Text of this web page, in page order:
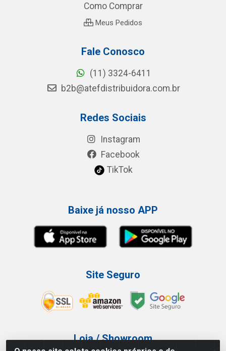
Como Comprar
Meus Pedidos
Fale Conosco
(11) 3324-6411
b2b@atefdistribuidora.com.br
Redes Sociais
Instagram
Facebook
TikTok
Baixe já nosso APP
Site Seguro
Loja / Showroom